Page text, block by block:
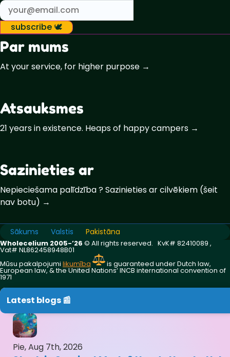
subscribe 🕊️
Par mums
At your service, for higher purpose →
Atsauksmes
21 years in existence. Heaps of happy campers →
Sazinieties ar
Nepieciešama palīdzība ? Sazinieties ar cilvēkiem (šeit
nav botu) →
Sākums Valstis Pakistāna
Wholecelium 2005-’26 ©️ All rights reserved. KvK# 82410089 ,
Vat# NL862458948B01
Mūsu pakalpojumi likumība is guaranteed under Dutch law,
European law, & the United Nations‘ INCB international convention of
1971
Latest blogs 📰
Pie, Aug 7th, 2026